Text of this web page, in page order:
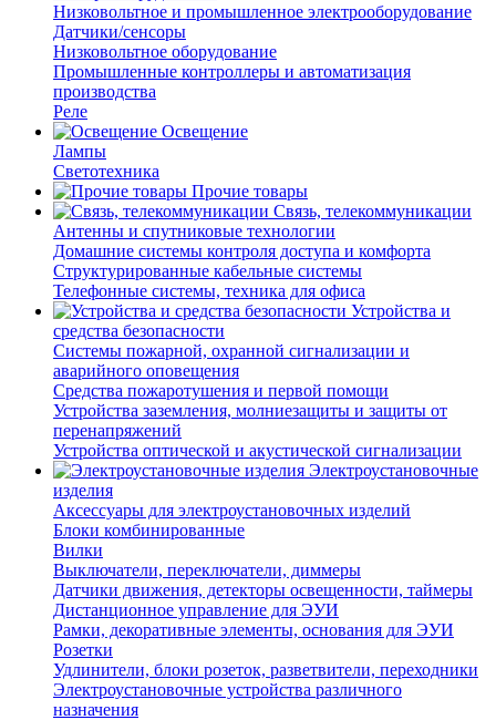
Низковольтное и промышленное электрооборудование
Датчики/сенсоры
Низковольтное оборудование
Промышленные контроллеры и автоматизация
производства
Реле
Освещение
Лампы
Светотехника
Прочие товары
Связь, телекоммуникации
Антенны и спутниковые технологии
Домашние системы контроля доступа и комфорта
Структурированные кабельные системы
Телефонные системы, техника для офиса
Устройства и
средства безопасности
Системы пожарной, охранной сигнализации и
аварийного оповещения
Средства пожаротушения и первой помощи
Устройства заземления, молниезащиты и защиты от
перенапряжений
Устройства оптической и акустической сигнализации
Электроустановочные
изделия
Аксессуары для электроустановочных изделий
Блоки комбинированные
Вилки
Выключатели, переключатели, диммеры
Датчики движения, детекторы освещенности, таймеры
Дистанционное управление для ЭУИ
Рамки, декоративные элементы, основания для ЭУИ
Розетки
Удлинители, блоки розеток, разветвители, переходники
Электроустановочные устройства различного
назначения